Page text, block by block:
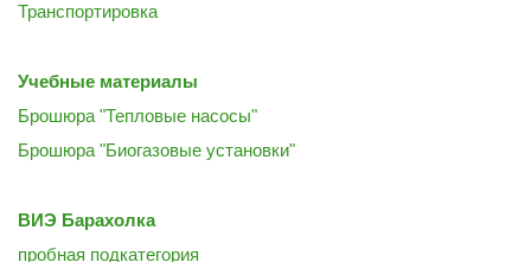
Транспортировка
Учебные материалы
Брошюра "Тепловые насосы"
Брошюра "Биогазовые установки"
ВИЭ Барахолка
пробная подкатегория